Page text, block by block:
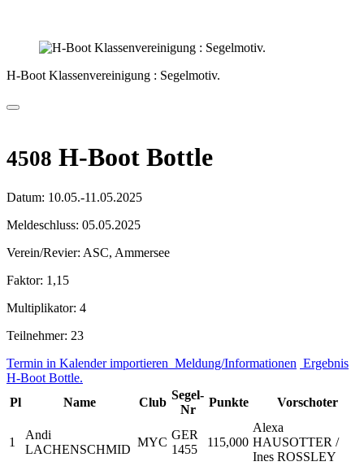
H-Boot Klassenvereinigung : Segelmotiv.
4508 H-Boot Bottle
Datum: 10.05.-11.05.2025
Meldeschluss: 05.05.2025
Verein/Revier: ASC, Ammersee
Faktor: 1,15
Multiplikator: 4
Teilnehmer: 23
Termin in Kalender importieren Meldung/Informationen Ergebnis
H-Boot Bottle.
Pl
Name Club
Segel-
Nr
Punkte Vorschoter
1
Andi
LACHENSCHMID
MYC
GER
1455
115,000
Alexa
HAUSOTTER /
Ines ROSSLEY